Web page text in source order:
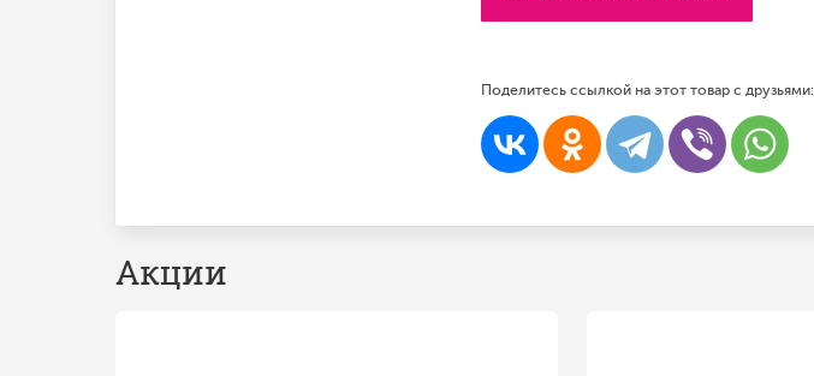
Поделитесь ссылкой на этот товар с друзьями:
Акции